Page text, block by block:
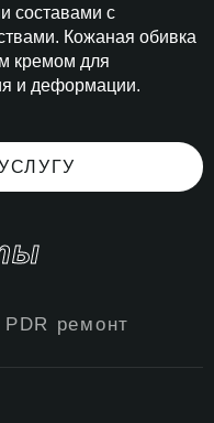
составами с
Кожаная обивка
кремом для
и деформации.
ремонт